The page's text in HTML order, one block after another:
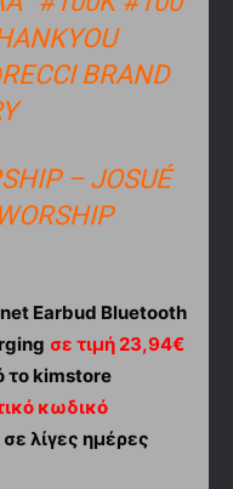
BRAND
– JOSUÉ
Earbud Bluetooth
σε τιμή 23,94€
το kimstore
κωδικό
λίγες ημέρες